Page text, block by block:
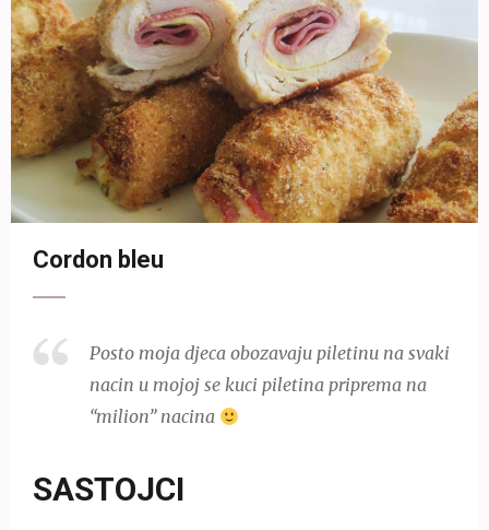
Cordon bleu
Posto moja djeca obozavaju piletinu na svaki
nacin u mojoj se kuci piletina priprema na
“milion” nacina
SASTOJCI